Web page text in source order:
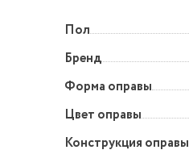
Пол
Бренд
Форма оправы
Цвет оправы
Конструкция оправы